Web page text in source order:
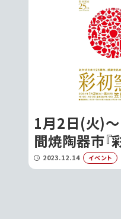
1月2日(火)〜
間焼陶器市『
開催されます!
2023.12.14 イベント